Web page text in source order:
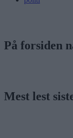
På forsiden
Mest lest